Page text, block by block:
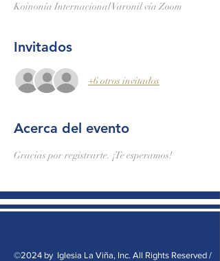
Koinonía Internacional Varonil vía Zoom
Invitados
+6 otros invitados
Acerca del evento
Gracias por registrarte. ¡Te esperamos!
©2024 by Iglesia La Viña, Inc. All Rights Reserved /